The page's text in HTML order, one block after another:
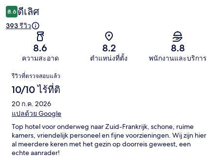
8.6 ดีเลิศ
393 รีวิว
8.6
ความสะอาด
8.2
ตำแหน่งที่ตั้ง
8.8
พนักงานและบริการ
รีวิว
รีวิวที่ตรวจสอบแล้ว
10/10 ไร้ที่ติ
20 ก.ค. 2026
แปลด้วย Google
Top hotel voor onderweg naar Zuid-Frankrijk, schone, ruime
kamers, vriendelijk personeel en fijne voorzieningen. Wij zijn hier
al meerdere keren met het gezin op doorreis geweest, een
echte aanrader!